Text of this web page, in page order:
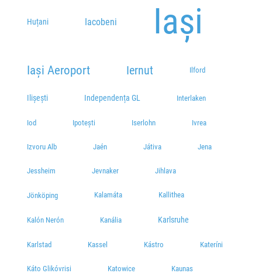
Huțani Iacobeni Iași
Iași Aeroport Iernut Ilford
Ilișești Independența GL Interlaken
Iod Ipotești Iserlohn Ivrea
Izvoru Alb Jaén Játiva Jena
Jessheim Jevnaker Jihlava
Jönköping Kalamáta Kallithea
Kalón Nerón Kanália Karlsruhe
Karlstad Kassel Kástro Kateríni
Káto Glikóvrisi Katowice Kaunas